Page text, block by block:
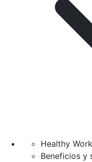
Healthy
Beneficios y